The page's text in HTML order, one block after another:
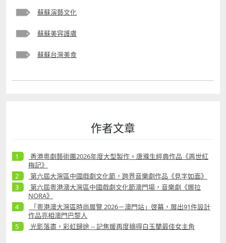
蘇蘇演藝文化
蘇蘇美容護膚
蘇蘇台灣美食
作者文章
香港粵劇藝術團2026年度大型製作。唐滌生經典作品《再世紅
梅記》
第六屆大灣區中國戲劇文化節，跨界音樂劇作品《見字如面》
第六屆粵港澳大灣區中國戲劇文化節澳門場，音樂劇《娜拉
NORA》
「粵港澳大灣區時尚展覽 2026－澳門站」啓幕，展出91件設計
作品亮相澳門巴黎人
光影落盡，彩虹歸途 -- 記焦媛再度摘得白玉蘭最佳女主角